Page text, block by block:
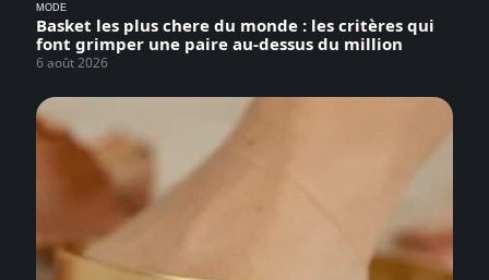
MODE
Basket les plus chere du monde : les critères qui
font grimper une paire au-dessus du million
6 août 2026